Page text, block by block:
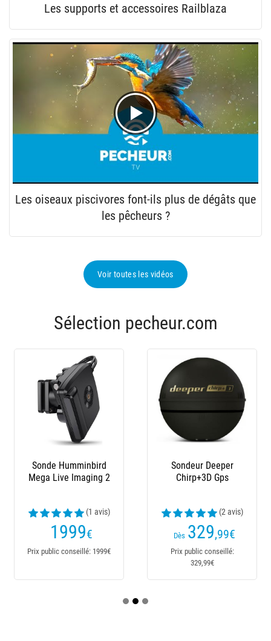
Les supports et accessoires Railblaza
Les oiseaux piscivores font-ils plus de dégâts que
les pêcheurs ?
Voir toutes les vidéos
Sélection pecheur.com
Sonde Humminbird
Mega Live Imaging 2
(1 avis)
1999€
Prix public conseillé: 1999€
Sondeur Deeper
Chirp+3D Gps
(2 avis)
Dès 329,99€
Prix public conseillé:
329,99€